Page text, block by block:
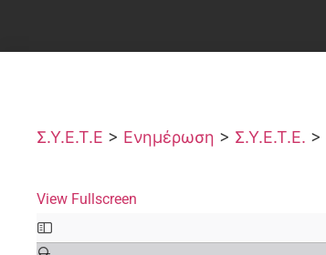
Σ.Υ.Ε.Τ.Ε > Ενημέρωση > Σ.Υ.Ε.Τ.Ε. >
View Fullscreen